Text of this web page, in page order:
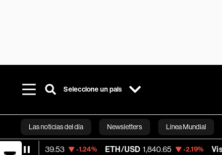
Seleccione un país
Las noticias del día Newsletters Línea Mundial
Bloomberg
ETH/USD 1,840.65 -2.19% Visa 366.13 -